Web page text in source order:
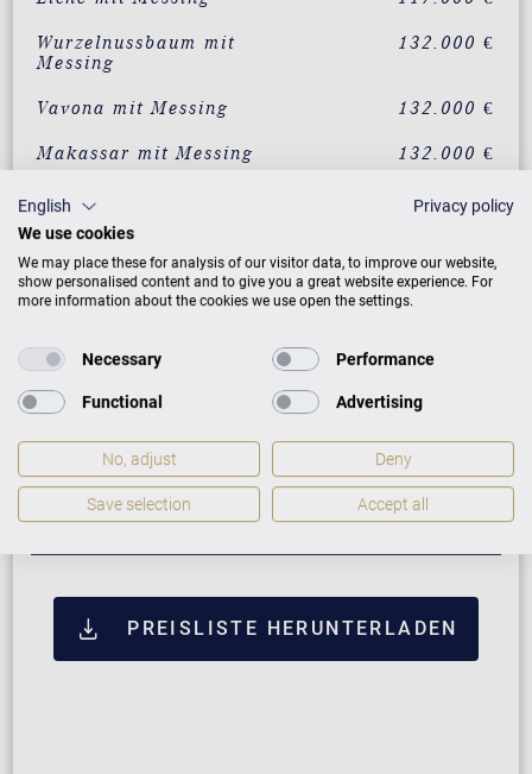
Wurzelnussbaum mit
Messing
132.000 €
Vavona mit Messing 132.000 €
Makassar mit Messing 132.000 €
Santos Palisander mit
Messing
132.000 €
Pyramidenmahagoni mit
Messing
132.000 €
Klassikausführung
Mahagoni
Intarsienausführung
Auf Anfrage
ZUSATZLEISTUNGEN FÜR C. BECHSTEIN
CONCERT A-192
PREISLISTE HERUNTERLADEN
English
Privacy policy
We use cookies
We may place these for analysis of our visitor data, to improve our website,
show personalised content and to give you a great website experience. For
more information about the cookies we use open the settings.
Necessary Performance
Functional Advertising
No, adjust Deny
Save selection Accept all